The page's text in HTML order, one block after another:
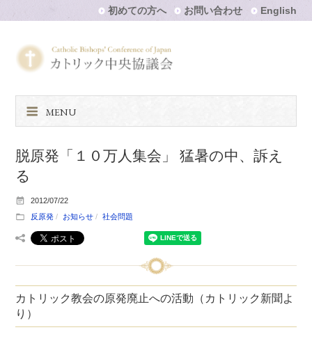
初めての方へ お問い合わせ English
MENU
脱原発「１０万人集会」 猛暑の中、訴え
る
2012/07/22
反原発
お知らせ 社会問題
カトリック教会の原発廃止への活動（カトリック新聞よ
り）